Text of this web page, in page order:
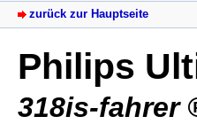
zurück zur Hauptseite
Philips
318is-fahrer